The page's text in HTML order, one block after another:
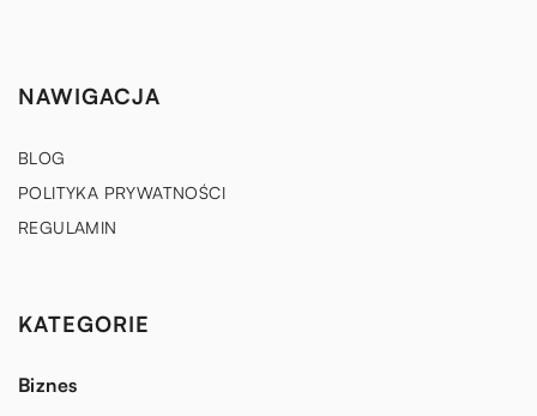
NAWIGACJA
BLOG
POLITYKA PRYWATNOŚCI
REGULAMIN
KATEGORIE
Biznes